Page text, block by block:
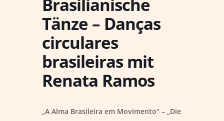
Brasilianische
Tänze – Danças
circulares
brasileiras mit
Renata Ramos
„A Alma Brasileira em Movimento“ – „Die